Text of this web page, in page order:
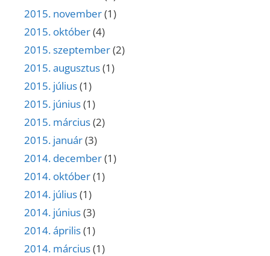
2015. november(1)
2015. október(4)
2015. szeptember(2)
2015. augusztus(1)
2015. július(1)
2015. június(1)
2015. március(2)
2015. január(3)
2014. december(1)
2014. október(1)
2014. július(1)
2014. június(3)
2014. április(1)
2014. március(1)